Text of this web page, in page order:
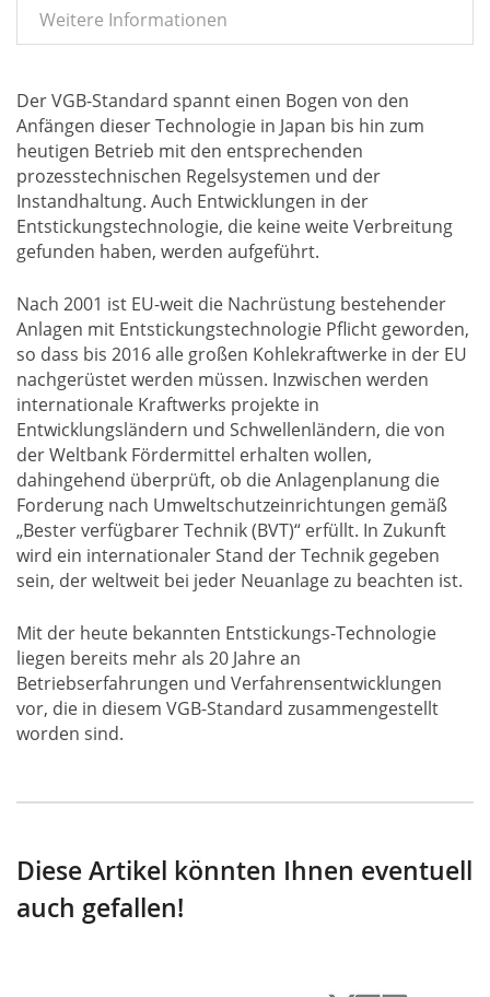
Weitere Informationen
Der VGB-Standard spannt einen Bogen von den
Anfängen dieser Technologie in Japan bis hin zum
heutigen Betrieb mit den entsprechenden
prozesstechnischen Regelsystemen und der
Instandhaltung. Auch Entwicklungen in der
Entstickungstechnologie, die keine weite Verbreitung
gefunden haben, werden aufgeführt.
Nach 2001 ist EU-weit die Nachrüstung bestehender
Anlagen mit Entstickungstechnologie Pflicht geworden,
so dass bis 2016 alle großen Kohlekraftwerke in der EU
nachgerüstet werden müssen. Inzwischen werden
internationale Kraftwerks projekte in
Entwicklungsländern und Schwellenländern, die von
der Weltbank Fördermittel erhalten wollen,
dahingehend überprüft, ob die Anlagenplanung die
Forderung nach Umweltschutzeinrichtungen gemäß
„Bester verfügbarer Technik (BVT)“ erfüllt. In Zukunft
wird ein internationaler Stand der Technik gegeben
sein, der weltweit bei jeder Neuanlage zu beachten ist.
Mit der heute bekannten Entstickungs-Technologie
liegen bereits mehr als 20 Jahre an
Betriebserfahrungen und Verfahrensentwicklungen
vor, die in diesem VGB-Standard zusammengestellt
worden sind.
Diese Artikel könnten Ihnen eventuell
auch gefallen!